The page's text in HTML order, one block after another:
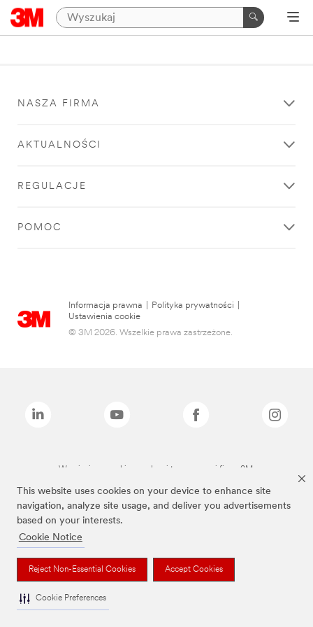
This website uses cookies on your device to enhance site
navigation, analyze site usage, and deliver you advertisements
based on your interests.
Cookie Notice
Reject Non-Essential Cookies Accept Cookies
Cookie Preferences
NASZA FIRMA
AKTUALNOŚCI
REGULACJE
POMOC
Informacja prawna Polityka prywatności
Ustawienia cookie
© 3M 2026. Wszelkie prawa zastrzeżone.
Wymienione marki są znakami towarowymi firmy 3M.